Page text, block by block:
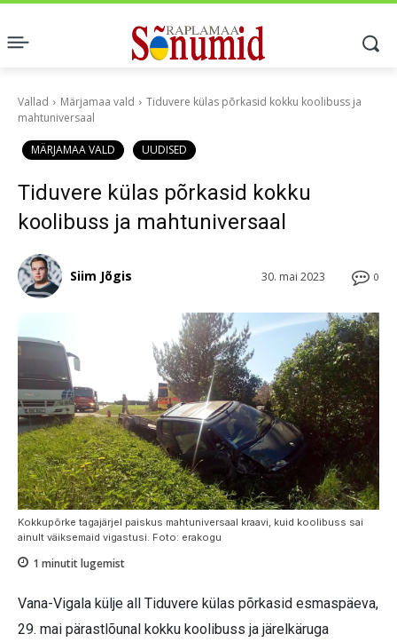
Vallad Märjamaa vald
Tiduvere külas põrkasid kokku koolibuss ja
mahtuniversaal
MÄRJAMAA VALD UUDISED
Tiduvere külas põrkasid kokku
koolibuss ja mahtuniversaal
0
30. mai 2023
Siim Jõgis
Kokkupõrke tagajärjel paiskus mahtuniversaal kraavi, kuid koolibuss sai
ainult väiksemaid vigastusi. Foto: erakogu
1 minutit lugemist
Vana-Vigala külje all Tiduvere külas põrkasid esmaspäeva,
29. mai pärastlõunal kokku koolibuss ja järelkäruga